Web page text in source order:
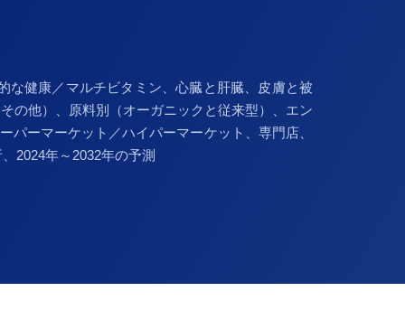
な健康／マルチビタミン、心臓と肝臓、皮膚と被
の他）、原料別（オーガニックと従来型）、エン
ーマーケット／ハイパーマーケット、専門店、
2024年～2032年の予測